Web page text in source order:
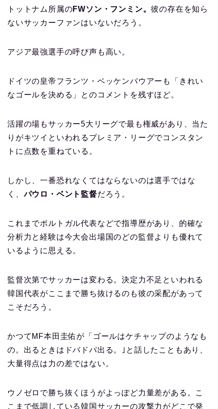
トットナム所属のFWソン・フンミン。彼の存在を知ら
ないサッカーファンはいないだろう。
アジア最強選手の呼び声も高い。
ドイツの皇帝フランツ・ベッケンバウアーも「きれい
なゴールを決める」とのコメントを残すほど。
活躍の場もサッカー5大リーグで最も権威があり、当た
りがキツイといわれるプレミア・リーグでコンスタン
トに点数を重ねている。
しかし、一番恐れなくてはならないのは選手ではな
く、パウロ・ベント監督だろう。
これまでポルトガル代表などで指導歴があり、的確な
分析力と経験は今大会出場国のどの監督よりも優れて
いるように思える。
監督次第でサッカーは変わる。決定力不足といわれる
韓国代表がここまで勝ち抜けるのも彼の采配があって
こそだろう。
かつてMF本田圭佑が「ゴールはケチャップのようなも
の。出るときはドバドバ出る。｣と話したこともあり、
大量得点は力の差ではない。
ウノゼロで勝ち抜くほうがよっぽど力量差がある。こ
こまで低調している韓国サッカーの攻撃力がどこで発